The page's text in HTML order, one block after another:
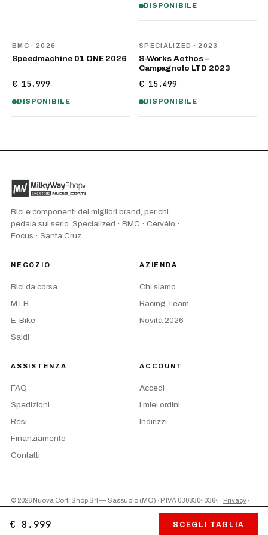
DISPONIBILE
BMC · 2026
Speedmachine 01 ONE 2026
€ 15.999
DISPONIBILE
SPECIALIZED · 2023
S-Works Aethos –
Campagnolo LTD 2023
€ 15.499
DISPONIBILE
€ 8.999 SCEGLI TAGLIA
Bici e componenti dei migliori brand, per chi
pedala sul serio. Specialized · BMC · Cervélo ·
Focus · Santa Cruz.
NEGOZIO
Bici da corsa
MTB
E-Bike
Saldi
AZIENDA
Chi siamo
Racing Team
Novità 2026
ASSISTENZA
FAQ
Spedizioni
Resi
Finanziamento
Contatti
ACCOUNT
Accedi
I miei ordini
Indirizzi
© 2026 Nuova Corti Shop Srl — Sassuolo (MO) · P.IVA 03083040364 · Privacy ·
PayPal